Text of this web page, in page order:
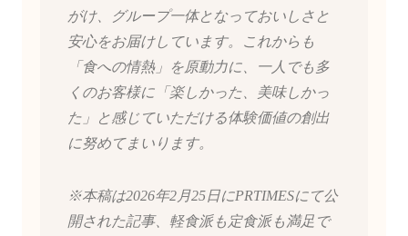
がけ、グループ一体となっておいしさと
安心をお届けしています。これからも
「食への情熱」を原動力に、一人でも多
くのお客様に「楽しかった、美味しかっ
た」と感じていただける体験価値の創出
に努めてまいります。
※本稿は2026年2月25日にPRTIMESにて公
開された記事、軽食派も定食派も満足で